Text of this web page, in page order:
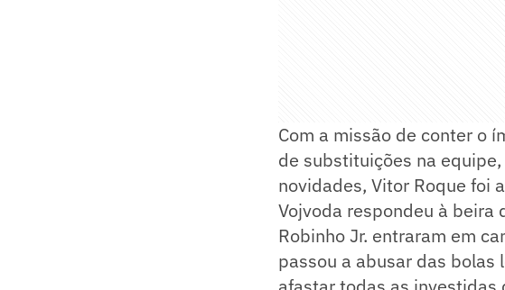
Com a missão de conter o
de substituições na
novidades, Vitor Roque foi
Vojvoda respondeu à beira
Robinho Jr. entraram em
passou a abusar das bolas